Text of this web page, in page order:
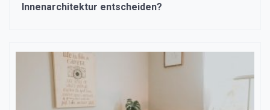
Innenarchitektur entscheiden?